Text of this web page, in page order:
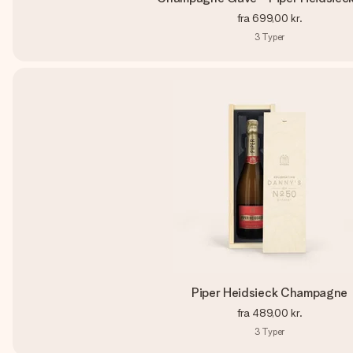
fra 699,00 kr.
3 Typer
Piper Heidsieck Champagne
fra 489,00 kr.
3 Typer